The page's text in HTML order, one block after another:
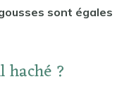
sont égales
haché ?